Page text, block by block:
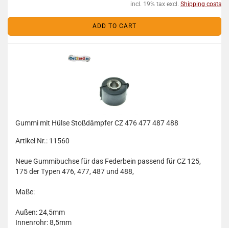
incl. 19% tax excl. Shipping costs
ADD TO CART
Gummi mit Hülse Stoßdämpfer CZ 476 477 487 488
Artikel Nr.: 11560
Neue Gummibuchse für das Federbein passend für CZ 125,
175 der Typen 476, 477, 487 und 488,
Maße:
Außen: 24,5mm
Innenrohr: 8,5mm